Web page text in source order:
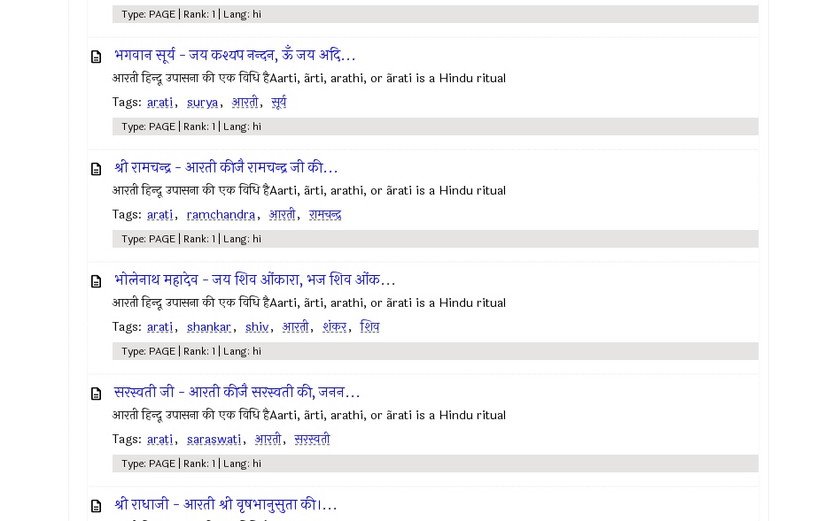
Type: PAGE | Rank: 1 | Lang: hi
भगवान सूर्य - जय कश्यप नन्दन, ऊँ जय अदि...
आरती हिन्दू उपासना की एक विधि हैAarti, ãrti, arathi, or ãrati is a Hindu ritual
Tags: arati, surya, आरती, सूर्य
Type: PAGE | Rank: 1 | Lang: hi
श्री रामचन्द्र - आरती कीजै रामचन्द्र जी की...
आरती हिन्दू उपासना की एक विधि हैAarti, ãrti, arathi, or ãrati is a Hindu ritual
Tags: arati, ramchandra, आरती, रामचन्द्र
Type: PAGE | Rank: 1 | Lang: hi
भोलेनाथ महादेव - जय शिव ओंकारा, भज शिव ओंक...
आरती हिन्दू उपासना की एक विधि हैAarti, ãrti, arathi, or ãrati is a Hindu ritual
Tags: arati, shankar, shiv, आरती, शंकर, शिव
Type: PAGE | Rank: 1 | Lang: hi
सरस्वती जी - आरती कीजै सरस्वती की, जनन...
आरती हिन्दू उपासना की एक विधि हैAarti, ãrti, arathi, or ãrati is a Hindu ritual
Tags: arati, saraswati, आरती, सरस्वती
Type: PAGE | Rank: 1 | Lang: hi
श्री राधाजी - आरती श्री वृषभानुसुता की।...